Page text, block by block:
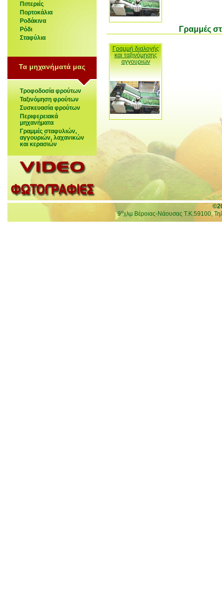
Πιπεριές
Πορτοκάλια
Ροδάκινα
Ρόδι
Σταφύλια
Τα μηχανήματά μας
Τροφοδοσία φρούτων
Ταξινόμηση φρούτων
Συσκευασία φρούτων
Περιφερειακά
μηχανήματα
Γραμμές σταφυλιών,
αγγουριών, λαχανικών
και κερασιών
Γραμμές
Γραμμή διαλογής
και ταξινόμησης
αγγουριών
9οχλμ Βέροιας-Νάουσας Τ.Κ.59100,